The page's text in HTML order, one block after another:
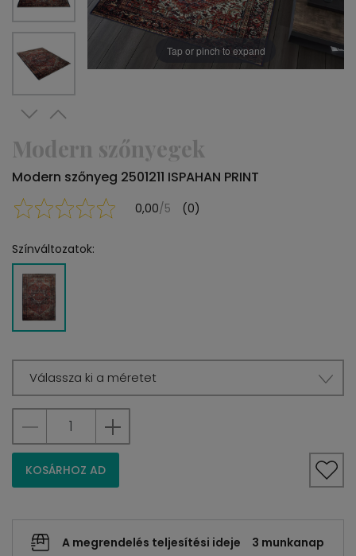
Tap or pinch to expand
Modern szőnyegek
Modern szőnyeg 2501211 ISPAHAN PRINT
0,00/5 (0)
Színváltozatok:
Válassza ki a méretet
KOSÁRHOZ AD
A megrendelés teljesítési ideje 3 munkanap